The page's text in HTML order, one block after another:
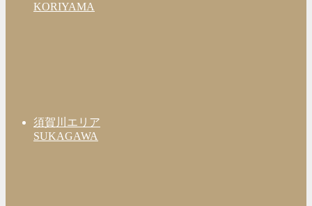
KORIYAMA
須賀川エリア
SUKAGAWA